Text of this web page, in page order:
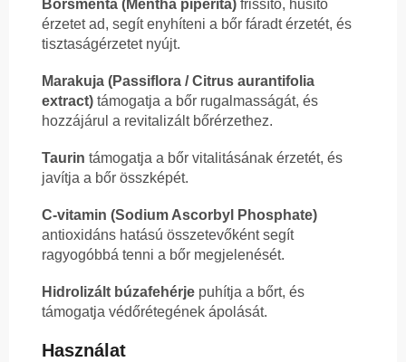
Borsmenta (Mentha piperita) frissítő, hűsítő
érzetet ad, segít enyhíteni a bőr fáradt érzetét, és
tisztaságérzetet nyújt.
Marakuja (Passiflora / Citrus aurantifolia
extract) támogatja a bőr rugalmasságát, és
hozzájárul a revitalizált bőrérzethez.
Taurin támogatja a bőr vitalitásának érzetét, és
javítja a bőr összképét.
C-vitamin (Sodium Ascorbyl Phosphate)
antioxidáns hatású összetevőként segít
ragyogóbbá tenni a bőr megjelenését.
Hidrolizált búzafehérje puhítja a bőrt, és
támogatja védőrétegének ápolását.
Használat